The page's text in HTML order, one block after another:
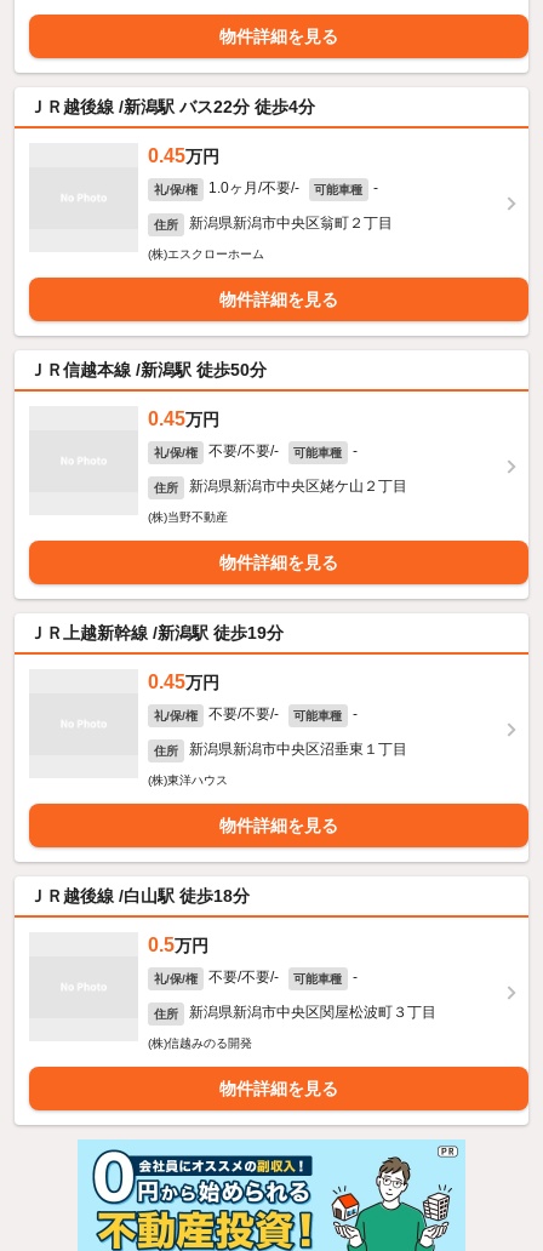
物件詳細を見る
ＪＲ越後線 /新潟駅 バス22分 徒歩4分
0.45万円
礼/保/権 1.0ヶ月/不要/- 可能車種 -
住所 新潟県新潟市中央区翁町２丁目
(株)エスクローホーム
物件詳細を見る
ＪＲ信越本線 /新潟駅 徒歩50分
0.45万円
礼/保/権 不要/不要/- 可能車種 -
住所 新潟県新潟市中央区姥ケ山２丁目
(株)当野不動産
物件詳細を見る
ＪＲ上越新幹線 /新潟駅 徒歩19分
0.45万円
礼/保/権 不要/不要/- 可能車種 -
住所 新潟県新潟市中央区沼垂東１丁目
(株)東洋ハウス
物件詳細を見る
ＪＲ越後線 /白山駅 徒歩18分
0.5万円
礼/保/権 不要/不要/- 可能車種 -
住所 新潟県新潟市中央区関屋松波町３丁目
(株)信越みのる開発
物件詳細を見る